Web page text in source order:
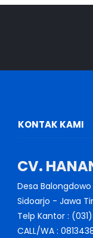
KONTAK KAMI
CV.
Desa
Sidoarjo - Jawa
Telp Kantor :
CALL/WA :